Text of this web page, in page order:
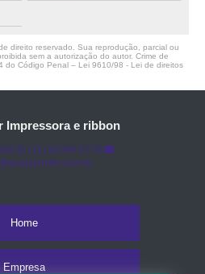
direito reservado. Sua reprodução, parcial ou
sem a autorização do autor. Crime de
do Código Penal – Lei 9610/98 - Lei de direitos
Impressora e ribbon
(11) 91098-5778
Home
Empresa